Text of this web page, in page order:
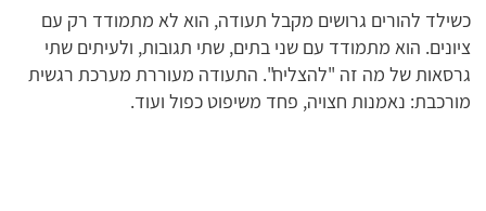
כשילד להורים גרושים מקבל תעודה, הוא לא מתמודד רק עם
ציונים. הוא מתמודד עם שני בתים, שתי תגובות, ולעיתים שתי
גרסאות של מה זה "להצליח". התעודה מעוררת מערכת רגשית
מורכבת: נאמנות חצויה, פחד משיפוט כפול ועוד.